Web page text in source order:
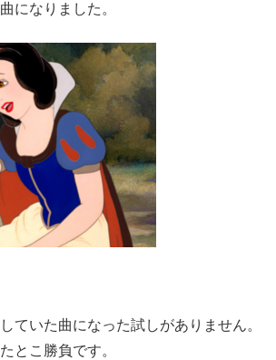
になりました。
ていた曲になった試しがありません。
とこ勝負です。